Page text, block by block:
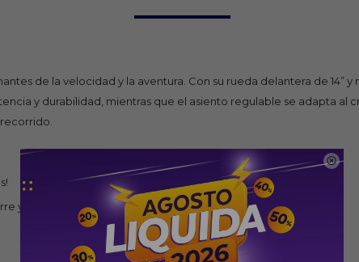

de la velocidad y la aventura. Con su rueda delantera de 14”
y durabilidad, mientras que el asiento regulable se adapta al
y rendimiento.